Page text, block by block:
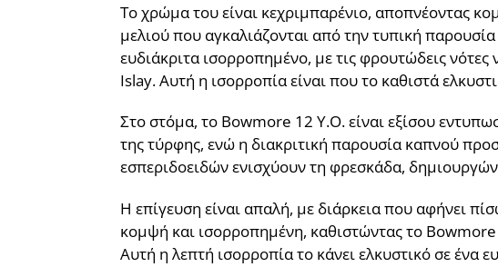
Το χρώμα του είναι κεχριμπαρένιο, αποπνέοντας
μελιού που αγκαλιάζονται από την τυπική
ευδιάκριτα ισορροπημένο, με τις φρουτώδεις
Islay. Αυτή η ισορροπία είναι που το καθιστά
Στο στόμα, το Bowmore 12 Y.O. είναι εξίσου
της τύρφης, ενώ η διακριτική παρουσία καπνού
εσπεριδοειδών ενισχύουν τη φρεσκάδα,
Η επίγευση είναι απαλή, με διάρκεια που αφήνει
κομψή και ισορροπημένη, καθιστώντας το Bowmore
Αυτή η λεπτή ισορροπία το κάνει ελκυστικό σε